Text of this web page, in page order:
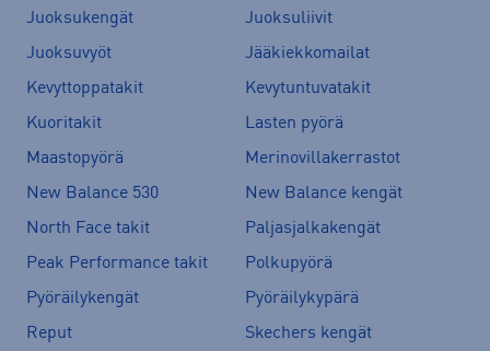
Juoksukengät
Juoksuliivit
Juoksuvyöt
Jääkiekkomailat
Kevyttoppatakit
Kevytuntuvatakit
Kuoritakit
Lasten pyörä
Maastopyörä
Merinovillakerrastot
New Balance 530
New Balance kengät
North Face takit
Paljasjalkakengät
Peak Performance takit
Polkupyörä
Pyöräilykengät
Pyöräilykypärä
Reput
Skechers kengät